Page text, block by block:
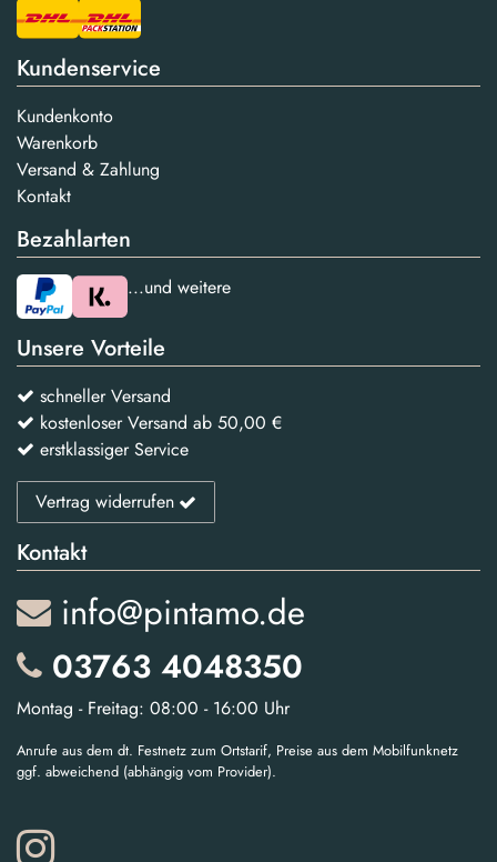
Kundenservice
Kundenkonto
Warenkorb
Versand & Zahlung
Kontakt
Bezahlarten
...und weitere
Unsere Vorteile
schneller Versand
kostenloser Versand ab 50,00 €
erstklassiger Service
Vertrag widerrufen
Kontakt
info@pintamo.de
03763 4048350
Montag - Freitag: 08:00 - 16:00 Uhr
Anrufe aus dem dt. Festnetz zum Ortstarif, Preise aus dem Mobilfunknetz
ggf. abweichend (abhängig vom Provider).